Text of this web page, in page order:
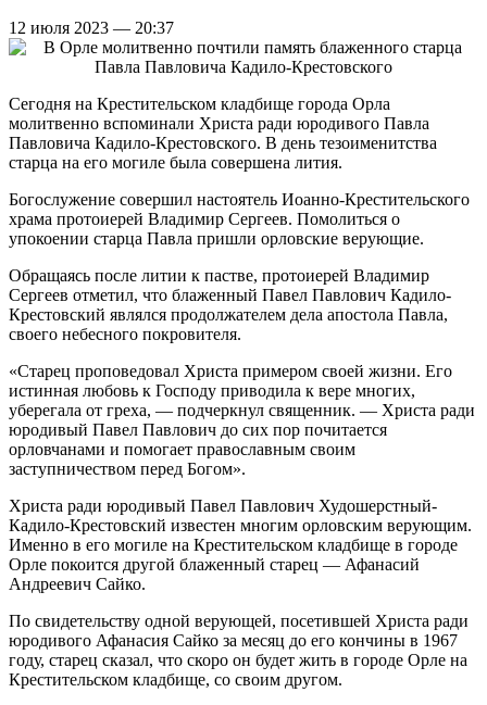
12 июля 2023 — 20:37
Сегодня на Крестительском кладбище города Орла
молитвенно вспоминали Христа ради юродивого Павла
Павловича Кадило-Крестовского. В день тезоименитства
старца на его могиле была совершена лития.
Богослужение совершил настоятель Иоанно-Крестительского
храма протоиерей Владимир Сергеев. Помолиться о
упокоении старца Павла пришли орловские верующие.
Обращаясь после литии к пастве, протоиерей Владимир
Сергеев отметил, что блаженный Павел Павлович Кадило-
Крестовский являлся продолжателем дела апостола Павла,
своего небесного покровителя.
«Старец проповедовал Христа примером своей жизни. Его
истинная любовь к Господу приводила к вере многих,
уберегала от греха, — подчеркнул священник. — Христа ради
юродивый Павел Павлович до сих пор почитается
орловчанами и помогает православным своим
заступничеством перед Богом».
Христа ради юродивый Павел Павлович Худошерстный-
Кадило-Крестовский известен многим орловским верующим.
Именно в его могиле на Крестительском кладбище в городе
Орле покоится другой блаженный старец — Афанасий
Андреевич Сайко.
По свидетельству одной верующей, посетившей Христа ради
юродивого Афанасия Сайко за месяц до его кончины в 1967
году, старец сказал, что скоро он будет жить в городе Орле на
Крестительском кладбище, со своим другом.